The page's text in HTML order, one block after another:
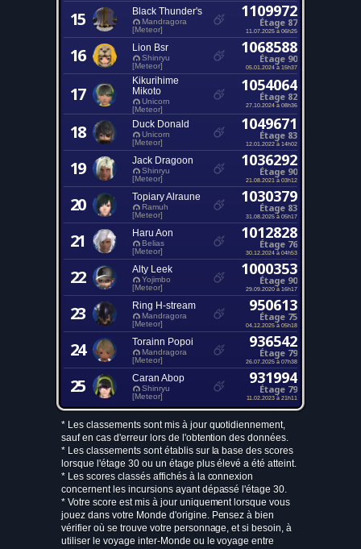
15 Black Thunder's
Mandragora
[Meteor]
1109972
Étage 87
11.07.2025 à 06h25
16 Lion Bsr
Shinryu
[Meteor]
1068588
Étage 90
05.01.2024 à 15h37
17
Kikurihime
Mikoto
Unicorn
[Meteor]
1054064
Étage 82
27.10.2024 à 08h36
18 Duck Donald
Unicorn
[Meteor]
1049671
Étage 83
12.01.2022 à 14h02
19 Jack Dragoon
Shinryu
[Meteor]
1036292
Étage 90
21.08.2021 à 03h12
20 Topiary Alraune
Ramuh
[Meteor]
1030379
Étage 83
31.08.2025 à 05h17
21 Haru Aon
Belias
[Meteor]
1012828
Étage 76
30.12.2024 à 04h53
22 Alty Leek
Yojimbo
[Meteor]
1000353
Étage 90
29.09.2020 à 16h17
23 Ring H-stream
Mandragora
[Meteor]
950613
Étage 75
04.12.2025 à 05h18
24 Torainn Popoi
Mandragora
[Meteor]
936542
Étage 79
26.07.2025 à 07h38
25 Caran Abop
Shinryu
[Meteor]
931994
Étage 79
11.02.2023 à 21h11
* Les classements sont mis à jour quotidiennement,
sauf en cas d'erreur lors de l'obtention des données.
* Les classements sont établis sur la base des scores
lorsque l'étage 30 ou un étage plus élevé a été atteint.
* Les scores classés affichés à la connexion
concernent les incursions ayant dépassé l'étage 30.
* Votre score est mis à jour uniquement lorsque vous
jouez dans votre Monde d'origine. Pensez à bien
vérifier où se trouve votre personnage, et si besoin, à
utiliser le voyage inter-Monde ou le voyage entre